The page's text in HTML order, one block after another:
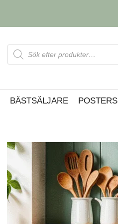
Products
search
BÄSTSÄLJARE POSTERS